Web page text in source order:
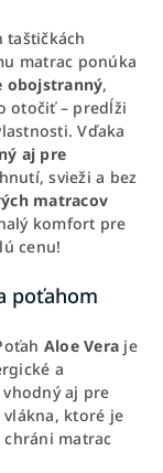
taštičkách
matrac ponúka
obojstranný,
otočiť – predĺži
Vďaka
aj pre
svieži a bez
matracov
komfort pre
cenu!
poťahom
Aloe Vera je
a
aj pre
vlákna, ktoré je
chráni matrac